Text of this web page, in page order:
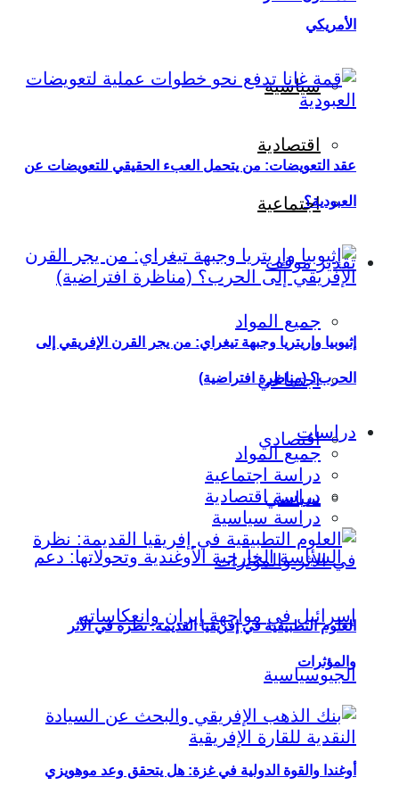
سياسية
اقتصادية
اجتماعية
تقدير موقف
جميع المواد
اجتماعي
اقتصادي
سياسي
أوغندا والقوة الدولية في غزة: هل يتحقق وعد موهويزي
الأمريكي
عقد التعويضات: من يتحمل العبء الحقيقي للتعويضات عن
العبودية؟
إثيوبيا وإريتريا وجبهة تيغراي: من يجر القرن الإفريقي إلى
الحرب؟ (مناظرة افتراضية)
دراسات
جميع المواد
دراسة اجتماعية
دراسة اقتصادية
دراسة سياسية
العلوم التطبيقية في إفريقيا القديمة: نظرة في الأثر
والمؤثرات